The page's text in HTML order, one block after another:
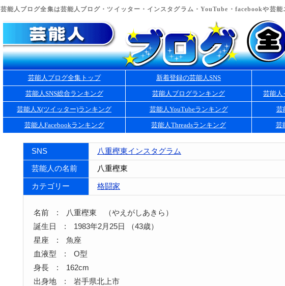
芸能人ブログ全集は芸能人ブログ・ツイッター・インスタグラム・YouTube・facebookや芸
芸能人ブログ全集トップ 新着登録の芸能人SNS
芸能人SNS総合ランキング 芸能人ブログランキング 芸能人
芸能人X(ツイッター)ランキング 芸能人YouTubeランキング 芸
芸能人Facebookランキング 芸能人Threadsランキング 芸
SNS 八重樫東インスタグラム
芸能人の名前 八重樫東
カテゴリー 格闘家
名前 : 八重樫東 （やえがしあきら）
誕生日 : 1983年2月25日 （43歳）
星座 : 魚座
血液型 : O型
身長 : 162cm
出身地 : 岩手県北上市